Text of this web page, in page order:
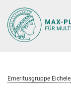
Hauptinhalt
Emeritusgruppe Eichele